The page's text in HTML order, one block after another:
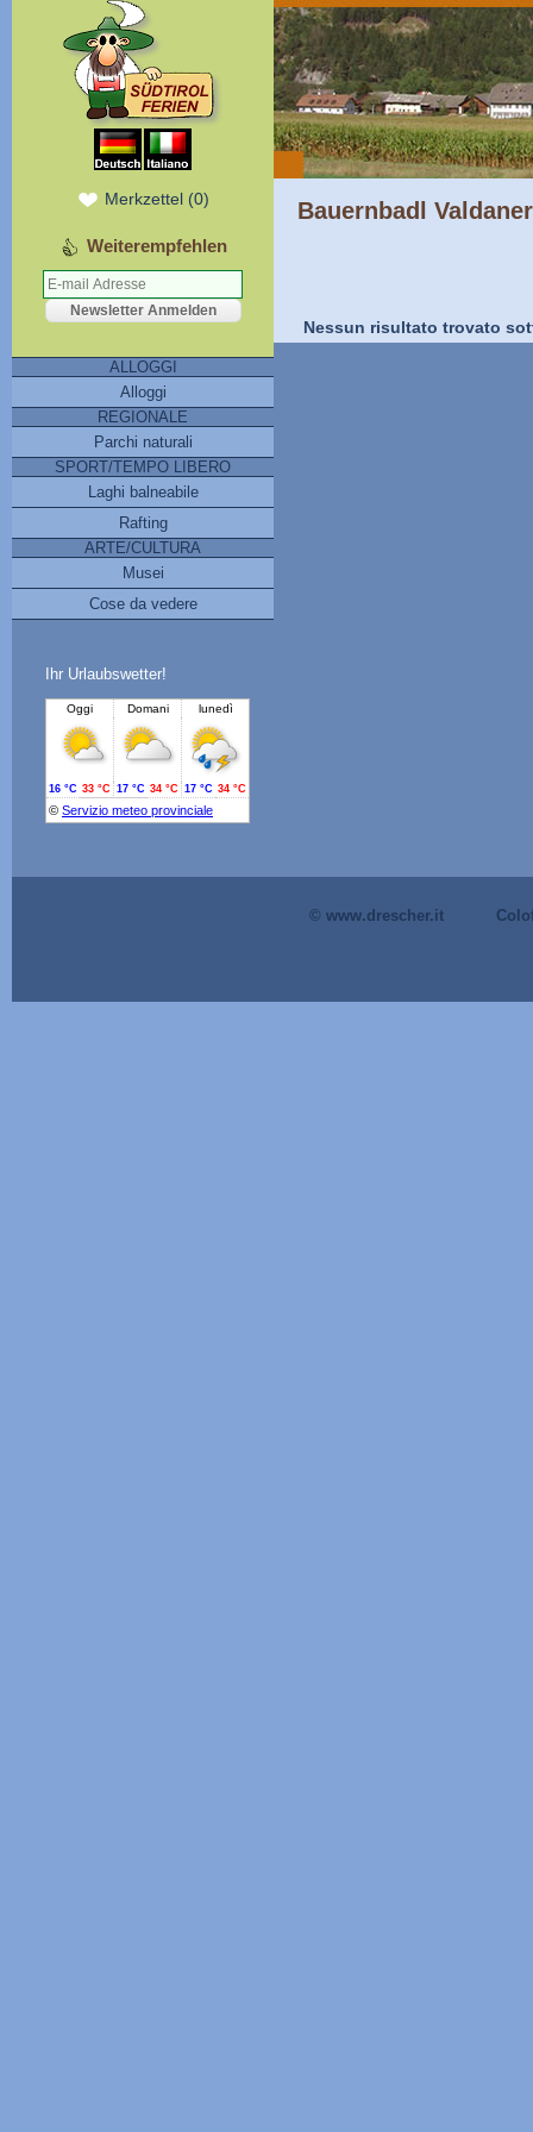
Bauernbadl
Nessun risultato trovato
Merkzettel (0)
Weiterempfehlen
ALLOGGI
Alloggi
REGIONALE
Parchi naturali
SPORT/TEMPO LIBERO
Laghi balneabile
Rafting
ARTE/CULTURA
Musei
Cose da vedere
Ihr Urlaubswetter!
© www.drescher.it